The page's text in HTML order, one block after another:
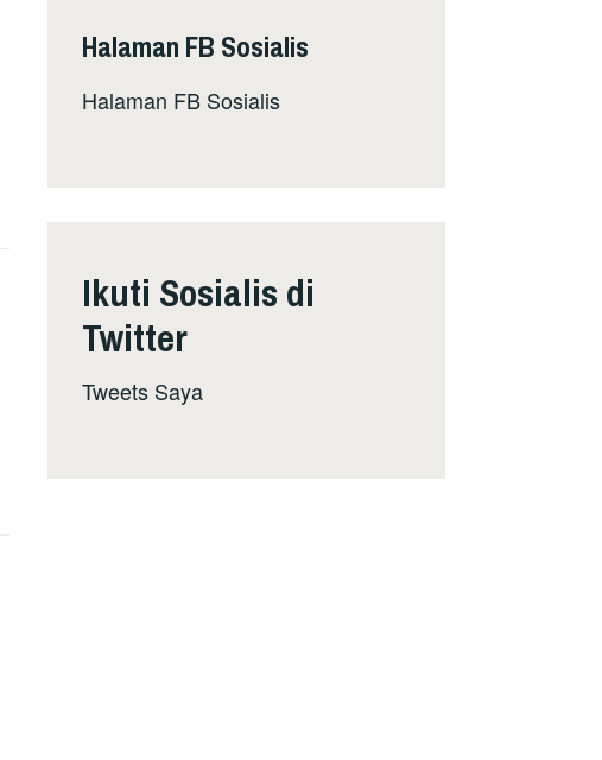
Halaman FB Sosialis
Halaman FB Sosialis
Ikuti Sosialis di
Twitter
Tweets Saya